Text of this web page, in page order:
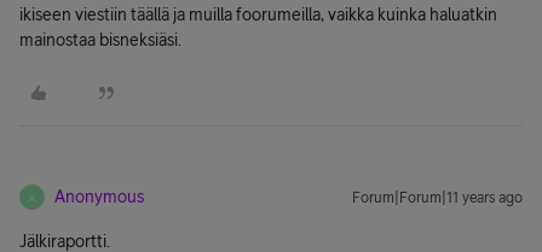
ikiseen viestiin täällä ja muilla foorumeilla, vaikka kuinka haluatkin
mainostaa bisneksiäsi.
A Anonymous Forum|Forum|11 years ago
Jälkiraportti.